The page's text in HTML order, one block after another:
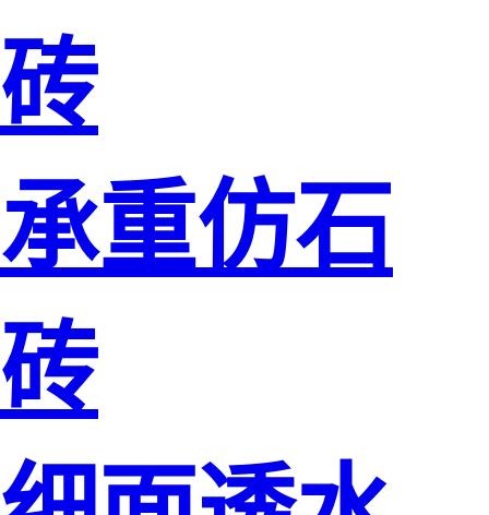
砖
承重仿石
砖